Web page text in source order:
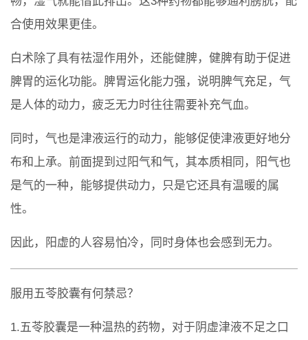
合使用效果更佳。
白术除了具有祛湿作用外，还能健脾，健脾有助于促进
脾胃的运化功能。脾胃运化能力强，说明脾气充足，气
是人体的动力，疲乏无力时往往需要补充气血。
同时，气也是津液运行的动力，能够促使津液更好地分
布和上承。前面提到过阳气和气，其本质相同，阳气也
是气的一种，能够提供动力，只是它还具有温暖的属
性。
因此，阳虚的人容易怕冷，同时身体也会感到无力。
服用五苓胶囊有何禁忌？
1.五苓胶囊是一种温热的药物，对于阴虚津液不足之口